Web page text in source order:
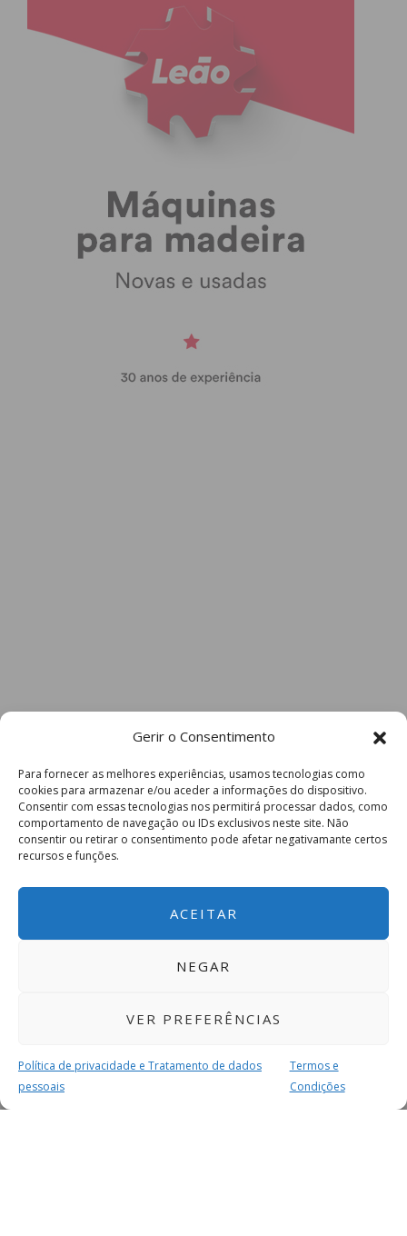
Gerir o Consentimento
Para fornecer as melhores experiências, usamos tecnologias como
cookies para armazenar e/ou aceder a informações do dispositivo.
Consentir com essas tecnologias nos permitirá processar dados, como
comportamento de navegação ou IDs exclusivos neste site. Não
consentir ou retirar o consentimento pode afetar negativamante certos
recursos e funções.
ACEITAR
NEGAR
VER PREFERÊNCIAS
Política de privacidade e Tratamento de dados
pessoais
Termos e
Condições